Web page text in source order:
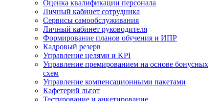
Оценка квалификации персонала
Личный кабинет сотрудника
Сервисы самообслуживания
Личный кабинет руководителя
Формирование планов обучения и ИПР
Кадровый резерв
Управление целями и KPI
Управление премированием на основе бонусных
схем
Управление компенсационными пакетами
Кафетерий льгот
Тестирование и анкетирование